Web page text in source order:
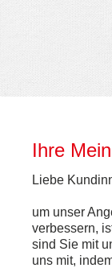
Ihre
Liebe
um unser
verbessern,
sind Sie mit
uns mit,